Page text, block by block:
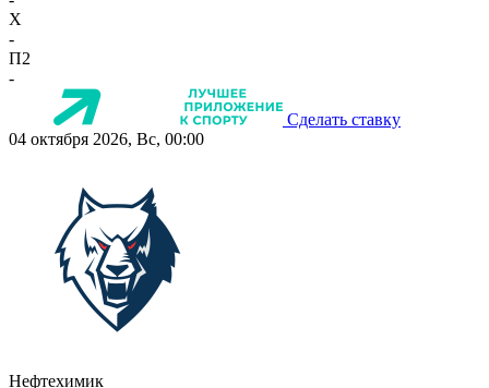
X
-
П2
-
Сделать ставку
04 октября 2026, Вс, 00:00
Нефтехимик